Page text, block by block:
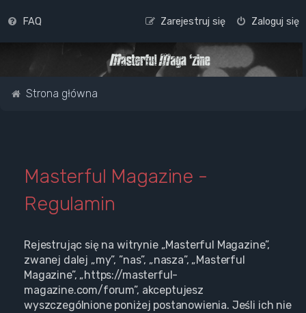
FAQ Zaloguj się
Zarejestruj się
Strona główna
Masterful Magazine -
Regulamin
Rejestrując się na witrynie „Masterful Magazine”,
zwanej dalej „my”, ”nas”, „nasza”, „Masterful
Magazine”, „https://masterful-
magazine.com/forum”, akceptujesz
wyszczególnione poniżej postanowienia. Jeśli ich nie